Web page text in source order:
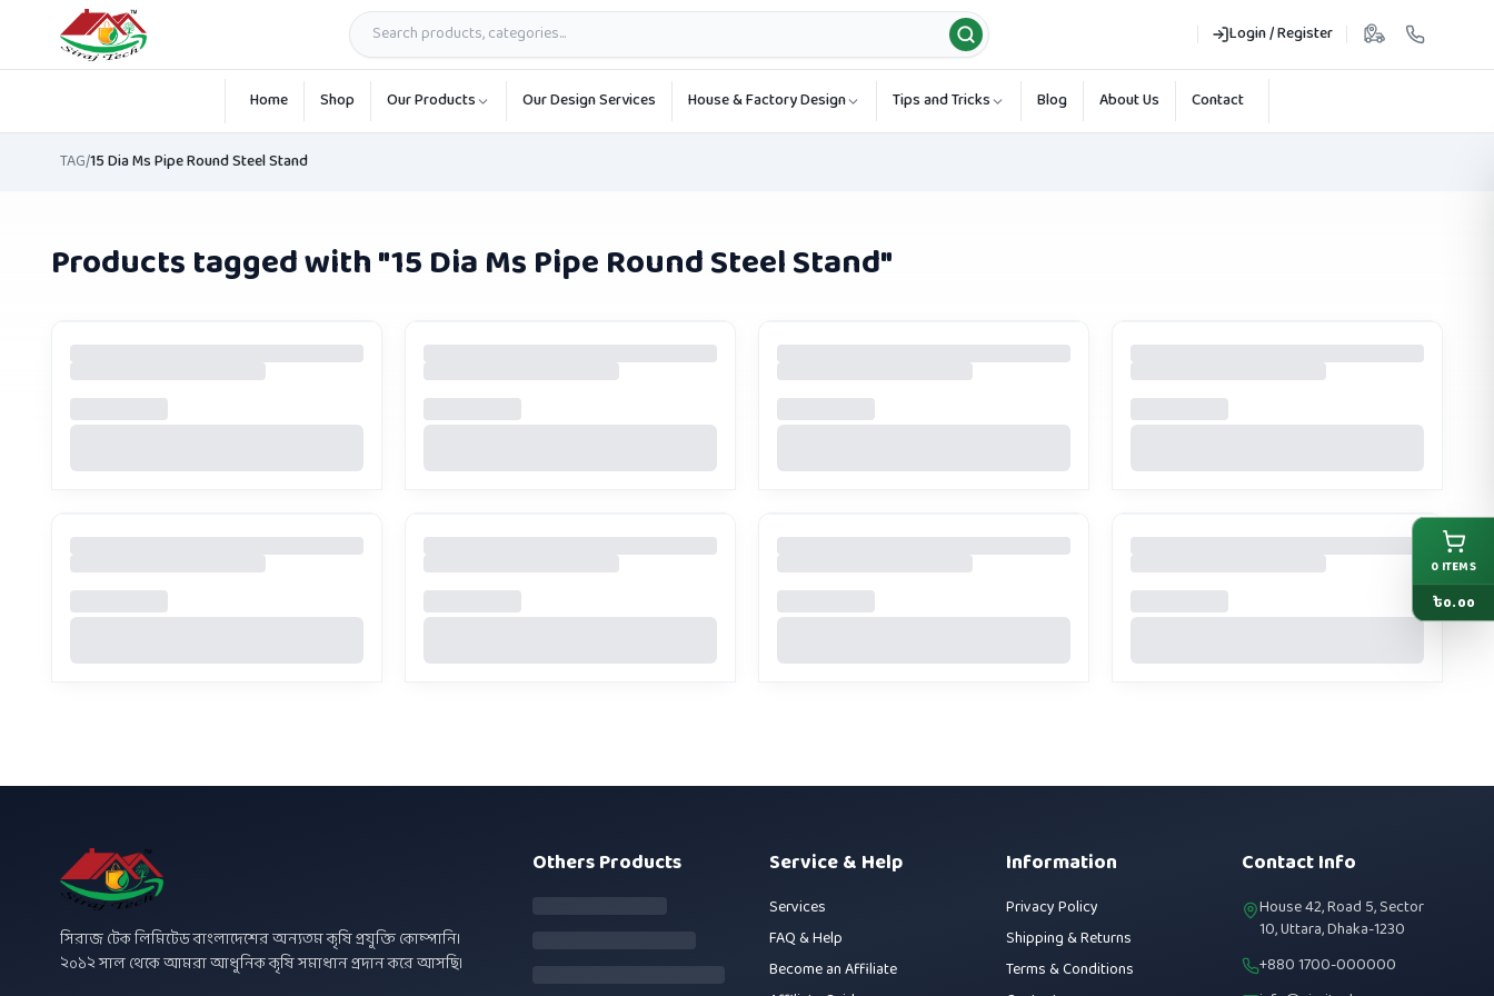
Login / Register
Skip to main content
Home Shop Our Products Our Design Services House & Factory Design Tips and Tricks Blog About Us Contact
TAG/15 Dia Ms Pipe Round Steel Stand
Products tagged with "15 Dia Ms Pipe Round Steel Stand"
সিরাজ টেক লিমিটেড বাংলাদেশের অন্যতম কৃষি প্রযুক্তি কোম্পানি।
২০১২ সাল থেকে আমরা আধুনিক কৃষি সমাধান প্রদান করে আসছি।
Others Products Service & Help
Services
FAQ & Help
Become an Affiliate
Information
Privacy Policy
Shipping & Returns
Terms & Conditions
Contact Info
House 42, Road 5, Sector
10, Uttara, Dhaka-1230
+880 1700-000000
0 ITEMS
৳0.00